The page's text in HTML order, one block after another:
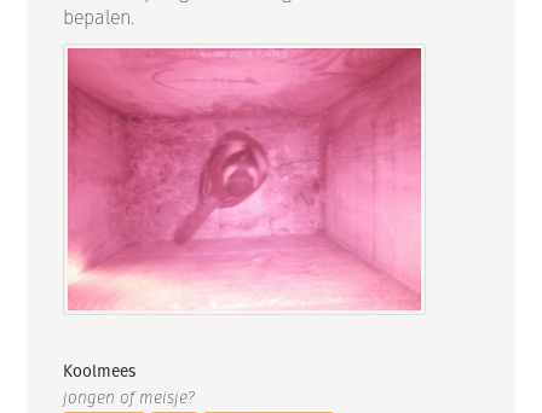
bepalen.
Koolmees
jongen of meisje?